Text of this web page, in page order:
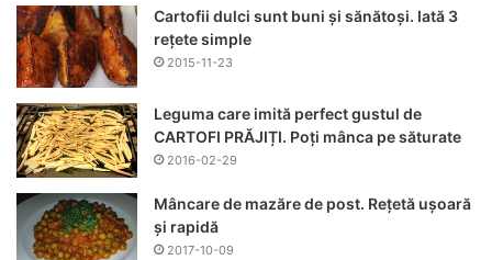
Cartofii dulci sunt buni și sănătoși. Iată 3
rețete simple
2015-11-23
Leguma care imită perfect gustul de
CARTOFI PRĂJIȚI. Poți mânca pe săturate
2016-02-29
Mâncare de mazăre de post. Rețetă ușoară
și rapidă
2017-10-09